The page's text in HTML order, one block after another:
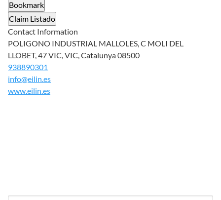
Bookmark
Claim Listado
Contact Information
POLIGONO INDUSTRIAL MALLOLES, C MOLI DEL
LLOBET, 47 VIC, VIC, Catalunya 08500
938890301
info@eilin.es
www.eilin.es